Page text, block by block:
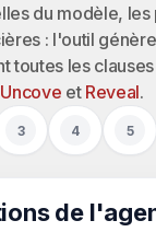
du modèle, les
: l'outil
Uncove et Reveal.
3 4 5
de